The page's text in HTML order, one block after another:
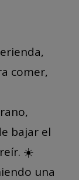
comer,
bajar el
☀️
una